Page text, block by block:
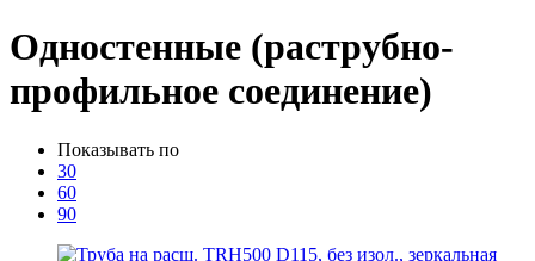
Одностенные (раструбно-
профильное соединение)
Показывать по
30
60
90